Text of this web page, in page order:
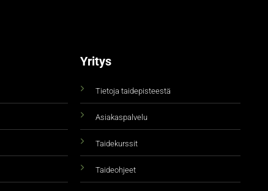
Yritys
Tietoja taidepisteestä
Asiakaspalvelu
Taidekurssit
Taideohjeet